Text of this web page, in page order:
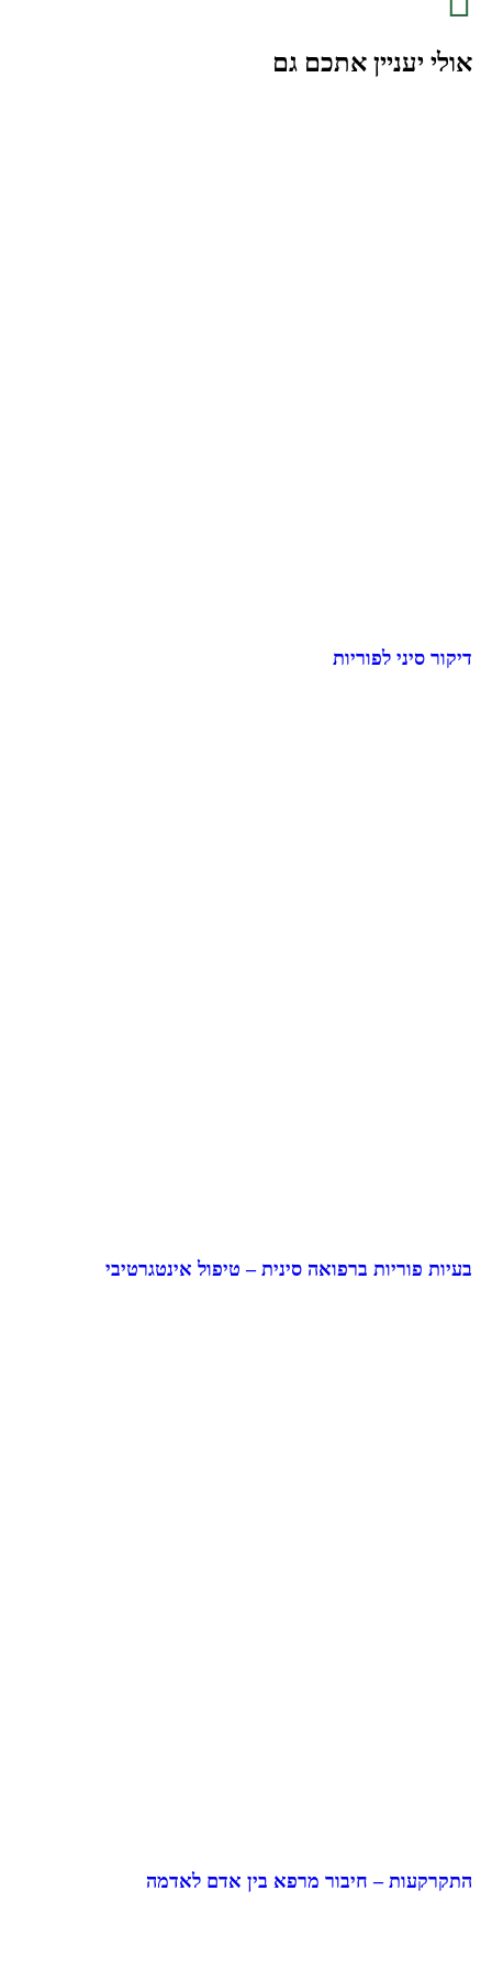
אולי יעניין אתכם גם
דיקור סיני לפוריות
בעיות פוריות ברפואה סינית – טיפול אינטגרטיבי
התקרקעות – חיבור מרפא בין אדם לאדמה